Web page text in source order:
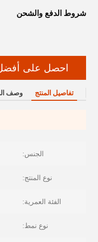
شروط الدفع والشحن
احصل على
تفاصيل المنتج وصف
الجنس:
نوع المنتج:
الفئة العمرية:
نوع نمط: